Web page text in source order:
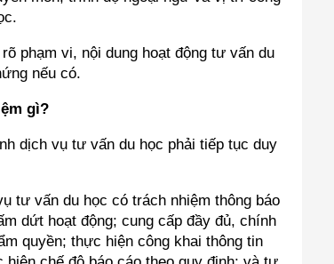
phạm vi, nội dung hoạt động tư vấn du
nếu có.
gì?
dịch vụ tư vấn du học phải tiếp tục duy
tư vấn du học có trách nhiệm thông báo
dứt hoạt động; cung cấp đầy đủ, chính
quyền; thực hiện công khai thông tin